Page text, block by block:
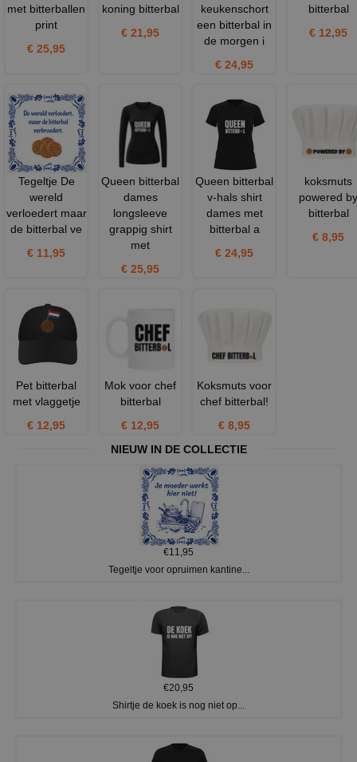
met bitterballen
print
€ 25,95
koning bitterbal
€ 21,95
keukenschort
een bitterbal in
de morgen i
€ 24,95
bitterbal
€ 12,95
Tegeltje De
wereld
verloedert maar
de bitterbal ve
€ 11,95
Queen bitterbal
dames
longsleeve
grappig shirt
met
€ 25,95
Queen bitterbal
v-hals shirt
dames met
bitterbal a
€ 24,95
koksmuts
powered by
bitterbal
€ 8,95
Pet bitterbal
met vlaggetje
€ 12,95
Mok voor chef
bitterbal
€ 12,95
Koksmuts voor
chef bitterbal!
€ 8,95
NIEUW IN DE COLLECTIE
€11,95
Tegeltje voor opruimen kantine...
€20,95
Shirtje de koek is nog niet op...